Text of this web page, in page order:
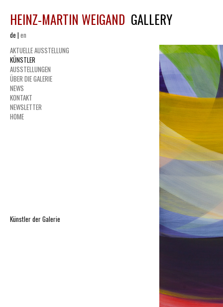
HEINZ-MARTIN WEIGAND GALLERY
de |en
AKTUELLE AUSSTELLUNG
KÜNSTLER
AUSSTELLUNGEN
ÜBER DIE GALERIE
NEWS
KONTAKT
NEWSLETTER
HOME
Künstler der Galerie